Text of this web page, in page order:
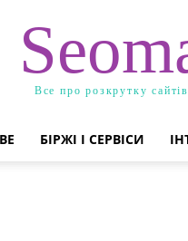
Все про розкрутку сайтів
БІРЖІ І СЕРВІСИ